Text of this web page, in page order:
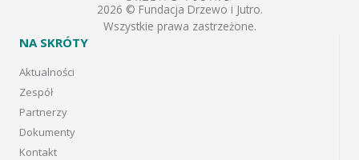
2026 © Fundacja Drzewo i Jutro.
Wszystkie prawa zastrzeżone.
NA SKRÓTY
Aktualności
Zespół
Partnerzy
Dokumenty
Kontakt